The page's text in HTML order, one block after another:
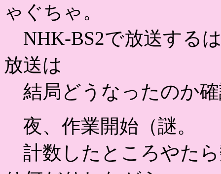
ゃぐちゃ。
NHK-BS2で放送する
放送は
結局どうなったのか
夜、作業開始（謎。
計数したところやた